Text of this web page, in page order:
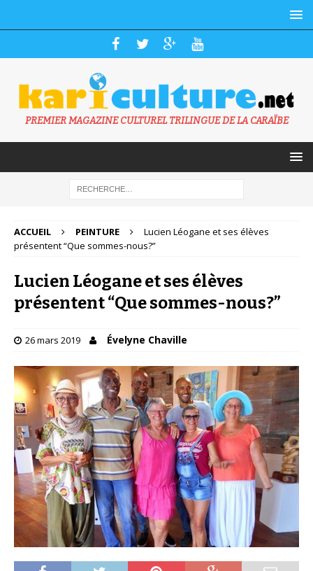
PREMIER MAGAZINE CULTUREL TRILINGUE DE LA CARAÏBE
ACCUEIL PEINTURE
Lucien Léogane et ses élèves
présentent “Que sommes-nous?”
Lucien Léogane et ses élèves
présentent “Que sommes-nous?”
26 mars 2019 Évelyne Chaville